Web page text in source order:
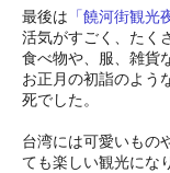
最後は 「饒河街観光
活気がすごく、たく
食べ物や、服、雑貨
お正月の初詣のよう
死でした。
台湾には可愛いもの
ても楽しい観光にな